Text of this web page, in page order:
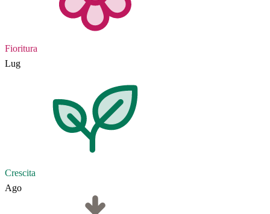
Fioritura
Lug
Crescita
Ago